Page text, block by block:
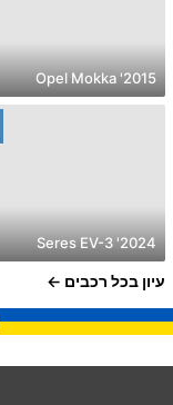
2015' Opel Mokka
2024' Seres EV-3
עיון בכל רכבים